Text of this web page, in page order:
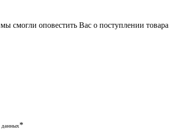
смогли оповестить Вас о поступлении товара
данных*